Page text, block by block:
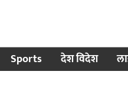
Sports देश विदेश